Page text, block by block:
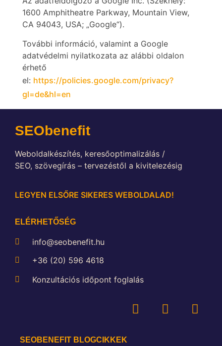
1600 Amphitheatre Parkway, Mountain View,
CA 94043, USA; „Google“).
További információ, valamint a Google
adatvédelmi nyilatkozata az alábbi oldalon
érhető
el: https://policies.google.com/privacy?
gl=de&hl=en
SEObenefit
Weboldalkészítés, keresőoptimalizálás /
SEO, szövegírás – tervezéstől a kivitelezésig
LEGYEN ELSŐRE SIKERES WEBOLDALAD!
ELÉRHETŐSÉG
info@seobenefit.hu
+36 (20) 596 4618
Konzultációs időpont foglalás
SEOBENEFIT BLOGCIKKEK